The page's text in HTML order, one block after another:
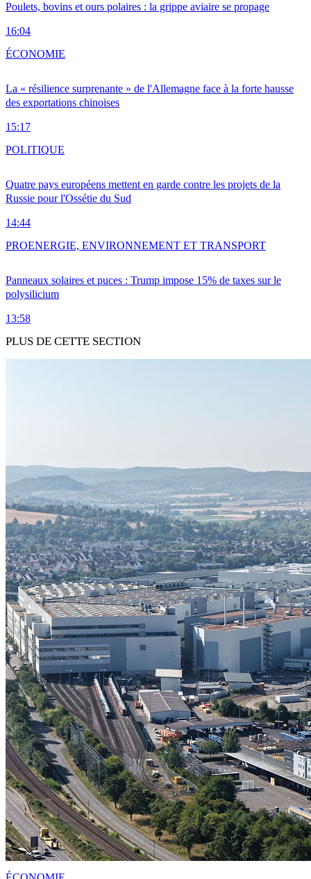
Poulets, bovins et ours polaires : la grippe aviaire se propage
16:04
La « résilience surprenante » de l'Allemagne face à la forte hausse
des exportations chinoises
15:17
ÉCONOMIE
Quatre pays européens mettent en garde contre les projets de la
Russie pour l'Ossétie du Sud
14:44
POLITIQUE
Panneaux solaires et puces : Trump impose 15% de taxes sur le
polysilicium
13:58
PROENERGIE, ENVIRONNEMENT ET TRANSPORT
PLUS DE CETTE SECTION